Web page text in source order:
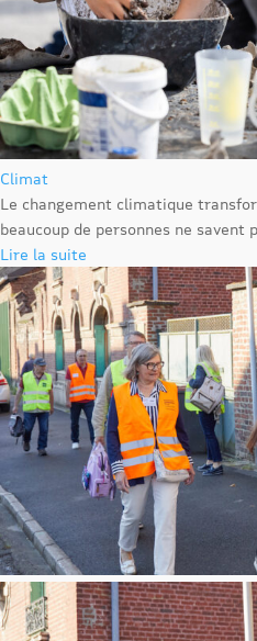
Climat
Le changement climatique
beaucoup de personnes ne savent
Lire la suite